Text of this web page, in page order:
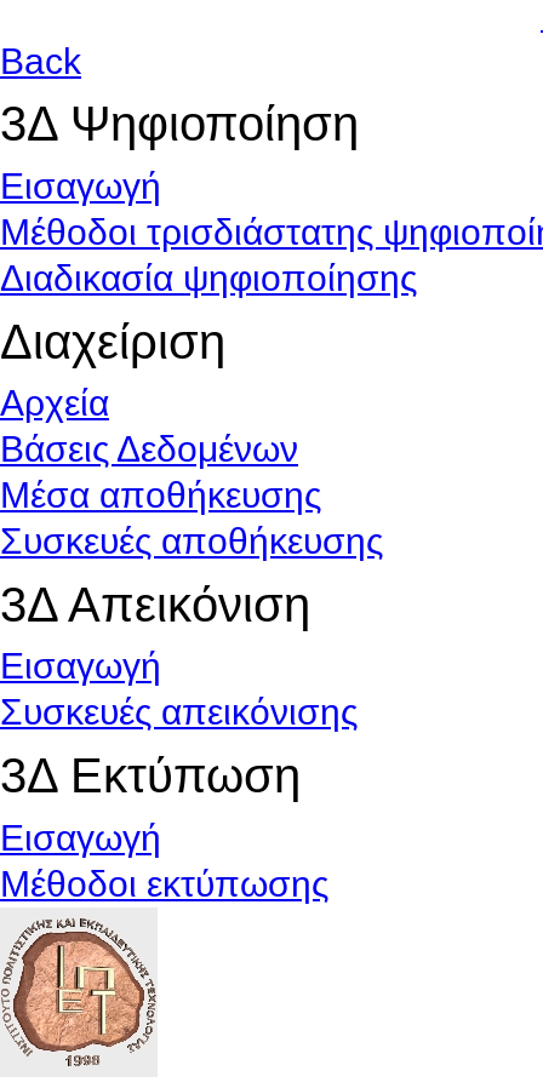
Back
3Δ Ψηφιοποίηση
Εισαγωγή
Μέθοδοι τρισδιάστατης
Διαδικασία ψηφιοποίησης
Διαχείριση
Αρχεία
Βάσεις Δεδομένων
Μέσα αποθήκευσης
Συσκευές αποθήκευσης
3Δ Απεικόνιση
Εισαγωγή
Συσκευές απεικόνισης
3Δ Εκτύπωση
Εισαγωγή
Μέθοδοι εκτύπωσης